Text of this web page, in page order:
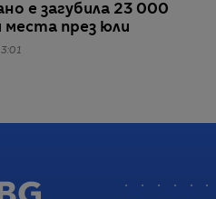
е загубила 23 000
през юли